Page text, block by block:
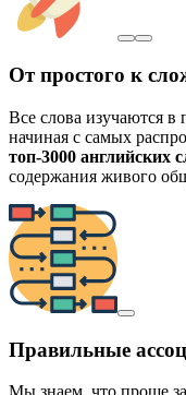
От простого к
Все слова изучаются в
начиная с самых
топ-3000 английских
содержания живого
Правильные